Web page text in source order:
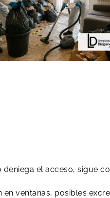
el acceso, sigue
ventanas, posibles